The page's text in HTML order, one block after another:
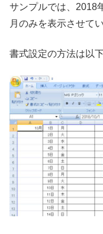
サンプルでは、2018
月のみを表示させてい
書式設定の方法は以